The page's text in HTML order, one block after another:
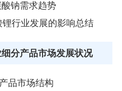
钠需求趋势
行业发展的影响总结
细分产品市场发展状况
品市场结构